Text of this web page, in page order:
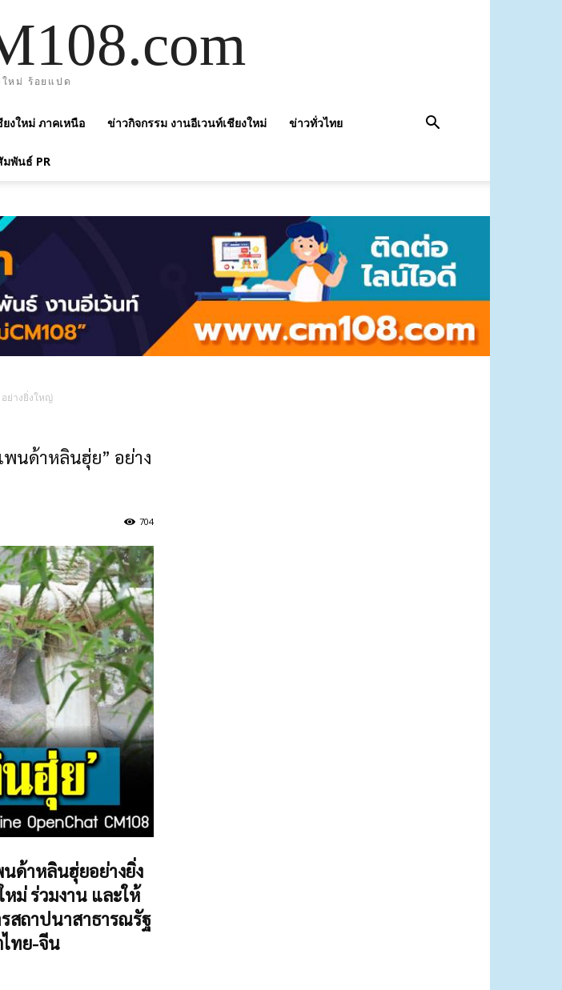
ใหม่ ร้อยแปด
ยงใหม่ ภาคเหนือ ข่าวกิจกรรม งานอีเวนท์เชียงใหม่ ข่าวทั่วไทย
พันธ์ PR
ย่างยิ่งใหญ่
พนด้าหลินฮุ่ย” อย่าง
704
ด้าหลินฮุ่ยอย่างยิ่ง
ม่ ร่วมงาน และให้
สถาปนาสาธารณรัฐ
ทย-จีน